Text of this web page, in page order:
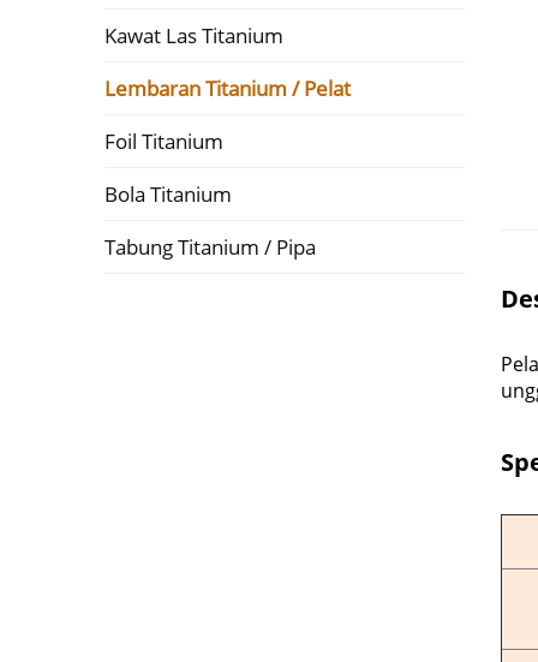
Kawat Las Titanium
Lembaran Titanium / Pelat
Foil Titanium
Bola Titanium
Tabung Titanium / Pipa